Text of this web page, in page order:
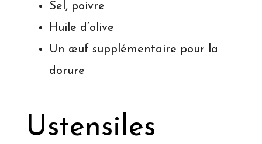
Sel, poivre
Huile d’olive
Un œuf supplémentaire pour la
dorure
Ustensiles